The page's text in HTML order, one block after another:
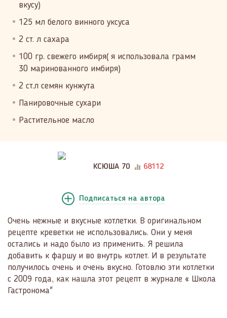
вкусу)
125 мл белого винного уксуса
2 ст. л сахара
100 гр. свежего имбиря( я использовала грамм
30 маринованного имбиря)
2 ст.л семян кунжута
Панировочные сухари
Растительное масло
КСЮША 70 68112
Подписаться на автора
Очень нежные и вкусные котлетки. В оригинальном
рецепте креветки не использовались. Они у меня
остались и надо было из применить. Я решила
добавить к фаршу и во внутрь котлет. И в результате
получилось очень и очень вкусно. Готовлю эти котлетки
с 2009 года, как нашла этот рецепт в журнале « Школа
Гастронома"